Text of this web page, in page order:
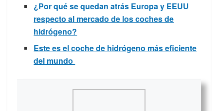
¿Por qué se quedan atrás Europa y EEUU
respecto al mercado de los coches de
hidrógeno?
Este es el coche de hidrógeno más eficiente
del mundo